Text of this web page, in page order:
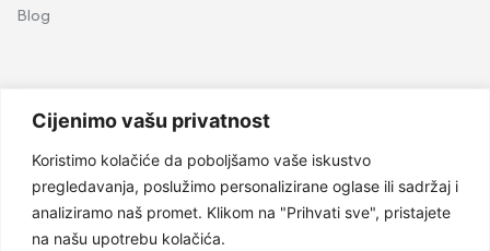
Cijenimo vašu privatnost
Koristimo kolačiće da poboljšamo vaše iskustvo
pregledavanja, poslužimo personalizirane oglase ili sadržaj i
analiziramo naš promet. Klikom na "Prihvati sve", pristajete
na našu upotrebu kolačića.
Blog
Chirurgia orale
Odontoiatria pediatrica
Ortodonzia
Parodontologia e medicina orale